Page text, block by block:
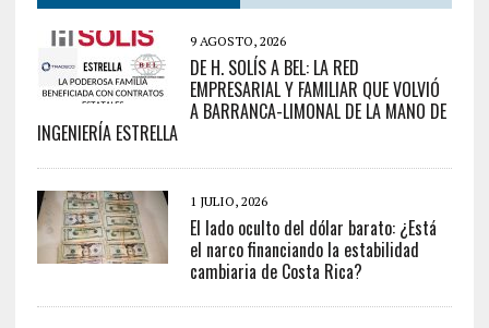
9 AGOSTO, 2026
DE H. SOLÍS A BEL: LA RED
EMPRESARIAL Y FAMILIAR QUE VOLVIÓ
A BARRANCA-LIMONAL DE LA MANO DE
INGENIERÍA ESTRELLA
1 JULIO, 2026
El lado oculto del dólar barato: ¿Está
el narco financiando la estabilidad
cambiaria de Costa Rica?